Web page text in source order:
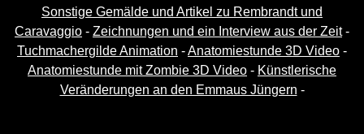
Sonstige Gemälde und Artikel zu Rembrandt und
Caravaggio - Zeichnungen und ein Interview aus der Zeit-
Tuchmachergilde Animation -Anatomiestunde 3D Video -
Anatomiestunde mit Zombie 3D Video - Künstlerische
Veränderungen an den Emmaus Jüngern -